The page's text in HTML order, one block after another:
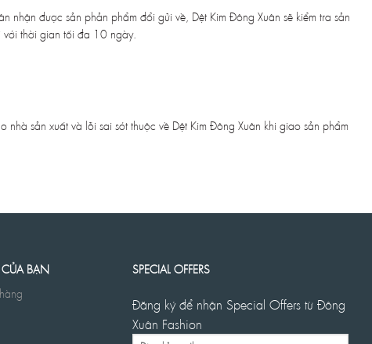
nhận được sản phản phẩm đổi gửi về, Dệt Kim Đông Xuân sẽ kiểm tra sản
với thời gian tối đa 10 ngày.
sản xuất và lỗi sai sót thuộc về Dệt Kim Đông Xuân khi giao sản phẩm
BẠN
SPECIAL OFFERS
Đăng ký để nhận Special Offers từ Đông
Xuân Fashion